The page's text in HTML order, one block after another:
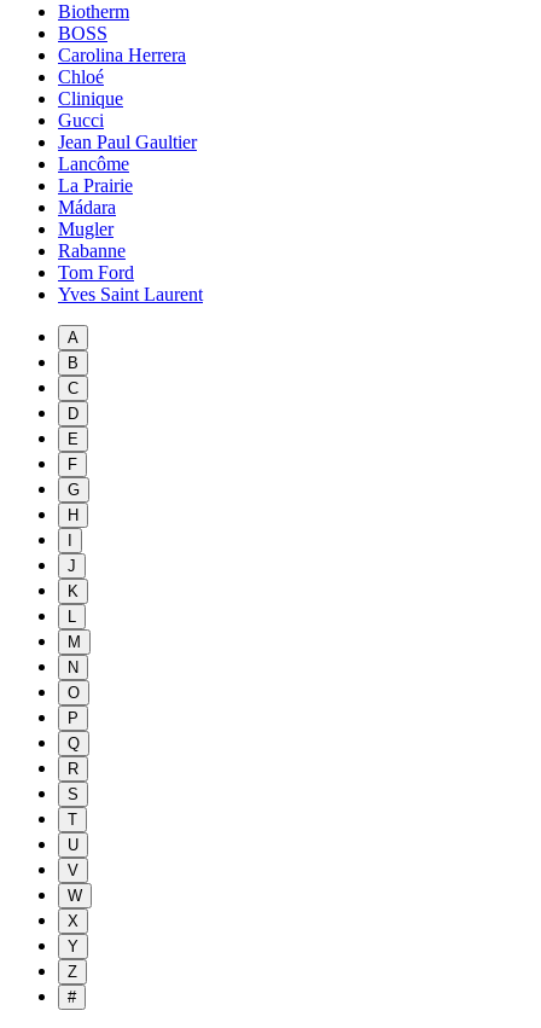
Biotherm
BOSS
Carolina Herrera
Chloé
Clinique
Gucci
Jean Paul Gaultier
Lancôme
La Prairie
Mádara
Mugler
Rabanne
Tom Ford
Yves Saint Laurent
A
B
C
D
E
F
G
H
J
K
L
M
N
O
P
Q
R
S
T
U
V
W
X
Y
Z
#